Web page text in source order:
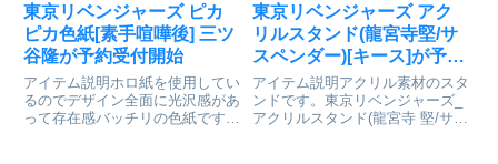
東京リベンジャーズ ピカ
ピカ色紙[素手喧嘩後] 三ツ
谷隆が予約受付開始
アイテム説明ホロ紙を使用してい
るのでデザイン全面に光沢感があ
って存在感バッチリの色紙です！
東京リベンジャーズ アク
リルスタンド(龍宮寺堅/サ
スペンダー)[キース]が予約
受付開始
アイテム説明アクリル素材のスタ
ンドです。東京リベンジャーズ_
アクリルスタンド(龍宮寺 堅/サス